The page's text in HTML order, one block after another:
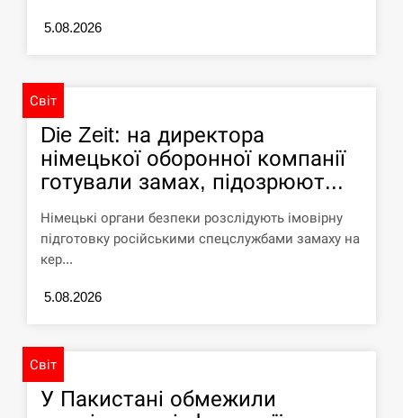
13:10
Тайвань проводить найбільші військові
навчання на тлі загрози вторгнення з…
СЕРПЕНЬ
12:53
США обсуждают лицензии на Patriot для
12:40
військових для розблокування
Ормузької протоки
5.08.2026
Світ
Die Zeit: на директора
німецької оборонної компанії
готували замах, підозрюют...
Німецькі органи безпеки розслідують імовірну
підготовку російськими спецслужбами замаху на
кер...
5.08.2026
Світ
У Пакистані обмежили